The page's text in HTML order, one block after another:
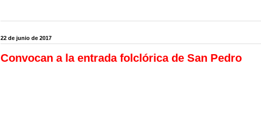
22 de junio de 2017
Convocan a la entrada folclórica de San Pedro